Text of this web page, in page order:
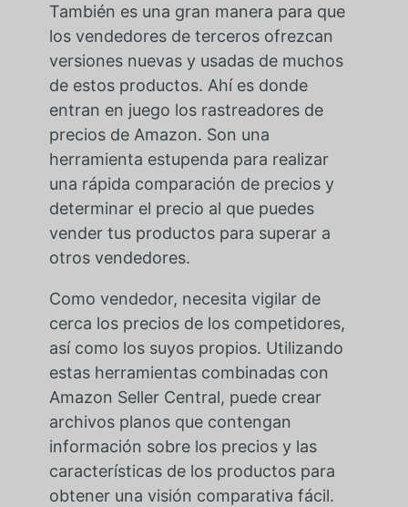
También es una gran manera para que
los vendedores de terceros ofrezcan
versiones nuevas y usadas de muchos
de estos productos. Ahí es donde
entran en juego los rastreadores de
precios de Amazon. Son una
herramienta estupenda para realizar
una rápida comparación de precios y
determinar el precio al que puedes
vender tus productos para superar a
otros vendedores.
Como vendedor, necesita vigilar de
cerca los precios de los competidores,
así como los suyos propios. Utilizando
estas herramientas combinadas con
Amazon Seller Central, puede crear
archivos planos que contengan
información sobre los precios y las
características de los productos para
obtener una visión comparativa fácil.